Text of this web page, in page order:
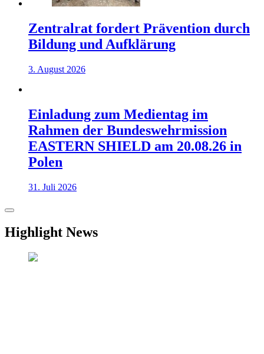
Zentralrat fordert Prävention durch
Bildung und Aufklärung
3. August 2026
Einladung zum Medientag im
Rahmen der Bundeswehrmission
EASTERN SHIELD am 20.08.26 in
Polen
31. Juli 2026
Highlight News